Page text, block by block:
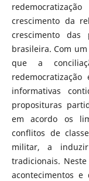
crescimento da
crescimento das
brasileira. Com
que a
informativas
proposituras
em acordo os
conflitos de
militar, a
tradicionais.
acontecimentos e